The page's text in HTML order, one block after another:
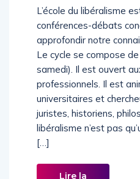
L’école du libéralisme
conférences-débats
approfondir notre
Le cycle se compose
samedi). Il est ouvert
professionnels. Il est
universitaires et
juristes, historiens,
libéralisme n’est pas